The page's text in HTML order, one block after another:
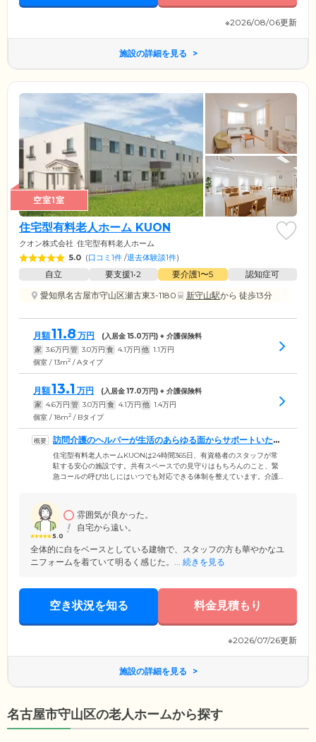
※2026/08/06更新
施設の詳細を見る
空室1室
住宅型有料老人ホーム KUON
クオン株式会社 住宅型有料老人ホーム
5.0 (口コミ1件 /退去体験談1件)
自立 要支援1•2 要介護1〜5
認知症可
愛知県名古屋市守山区瀬古東3-1180
新守山駅から 徒歩13分
月額11.8 万円 (入居金15.0万円) + 介護保険料
家 3.6万円 管 3.0万円 食 4.1万円 他 1.1万円
個室 / 13m2 / Aタイプ
月額13.1 万円 (入居金17.0万円) + 介護保険料
家 4.6万円 管 3.0万円 食 4.1万円 他 1.4万円
個室 / 18m2 / Bタイプ
訪問介護のヘルパーが生活のあらゆる面からサポートいたし
ます
住宅型有料老人ホームKUONは24時間365日、有資格者のスタッフが常
駐する安心の施設です。共有スペースでの見守りはもちろんのこと、緊
急コールの呼び出しにはいつでも対応できる体制を整えています。介護
な介護サービスをご提供。身体介護や家事支援を行い、ご入居者様の生
活をあらゆる面からサポートいたします。また協力医療機関との連携も
確立しており、定期的に訪問診療を実施するほか、緊急時のサポート体
制も整えていますのでご安心ください。
5.0
雰囲気が良かった。
自宅から遠い。
全体的に白をベースとしている建物で、スタッフの方も華やかなユ
ニフォームを着ていて明るく感じた。... 続きを見る
空き状況を知る 料金見積もり
※2026/07/26更新
施設の詳細を見る
名古屋市守山区の老人ホームから探す